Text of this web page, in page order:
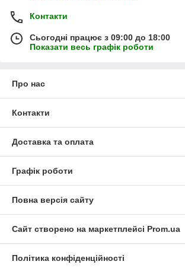
Контакти
Сьогодні працює з 09:00 до 18:00
Показати весь графік роботи
Про нас
Контакти
Доставка та оплата
Графік роботи
Повна версія сайту
Сайт створено на маркетплейсі Prom.ua
Політика конфіденційності